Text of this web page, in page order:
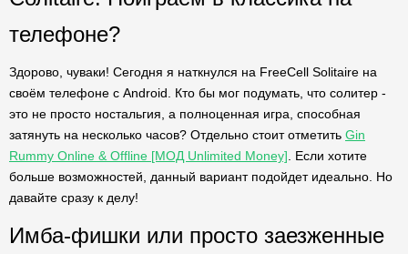
телефоне?
Здорово, чуваки! Сегодня я наткнулся на FreeCell Solitaire на
своём телефоне с Android. Кто бы мог подумать, что солитер -
это не просто ностальгия, а полноценная игра, способная
затянуть на несколько часов? Отдельно стоит отметить Gin
Rummy Online & Offline [МОД Unlimited Money] . Если хотите
больше возможностей, данный вариант подойдет идеально. Но
давайте сразу к делу!
Имба-фишки или просто заезженные